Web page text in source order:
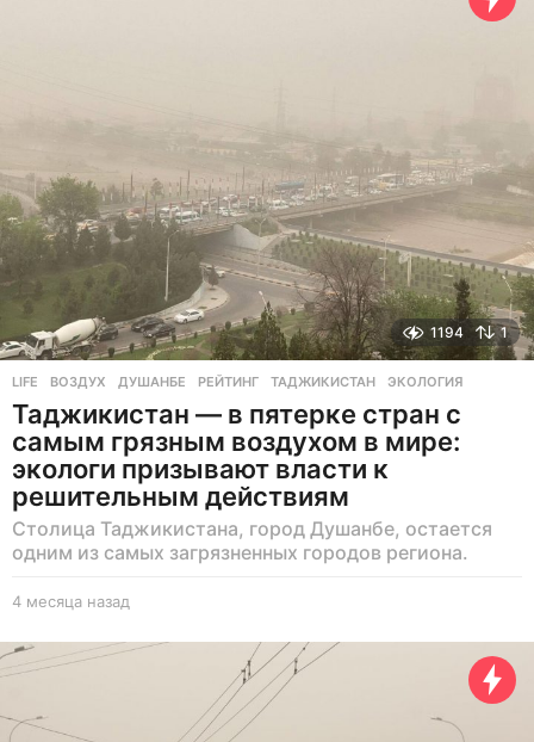
1194 1
LIFE ВОЗДУХ ,ДУШАНБЕ ,РЕЙТИНГ ,ТАДЖИКИСТАН ,ЭКОЛОГИЯ
Таджикистан — в пятерке стран с
самым грязным воздухом в мире:
экологи призывают власти к
решительным действиям
Столица Таджикистана, город Душанбе, остается
одним из самых загрязненных городов региона.
4 месяца назад
е